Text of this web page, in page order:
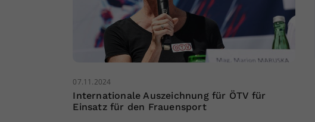
07.11.2024
Internationale Auszeichnung für ÖTV für
Einsatz für den Frauensport